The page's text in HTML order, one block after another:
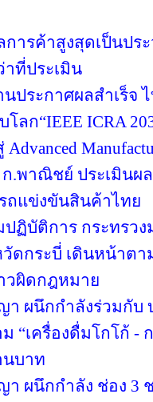
ารค้าสูงสุดเป็นปร
ที่ประเมิน
ประกาศผลสำเร็จ
ลก“IEEE ICRA
.พาณิชย์ ประเมินผ
ถแข่งขันสินค้าไทย
ฏิบัติการ กระทรว
วัดกระบี่ เดินหน้าต
วผิดกฎหมาย
ผนึกกำลังร่วมกับ
“เครื่องดื่มโกโก้ -
นบาท
ผนึกกำลัง ช่อง 3